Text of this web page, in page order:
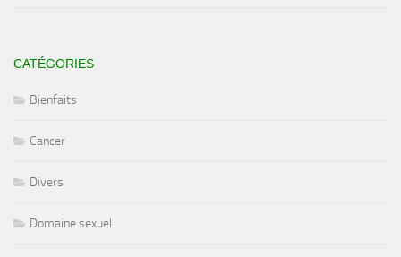
CATÉGORIES
Bienfaits
Cancer
Divers
Domaine sexuel